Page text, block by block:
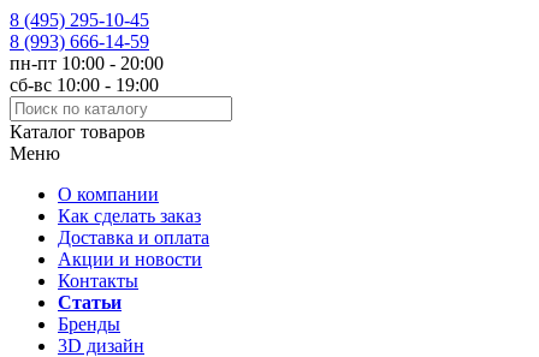
8 (495) 295-10-45
8 (993) 666-14-59
пн-пт 10:00 - 20:00
сб-вс 10:00 - 19:00
Каталог товаров
Меню
О компании
Как сделать заказ
Доставка и оплата
Акции и новости
Контакты
Статьи
Бренды
3D дизайн